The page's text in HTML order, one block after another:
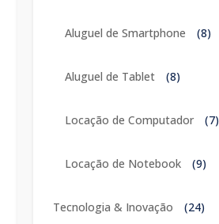
Aluguel de Smartphone (8)
Aluguel de Tablet (8)
Locação de Computador (7)
Locação de Notebook (9)
Tecnologia & Inovação (24)